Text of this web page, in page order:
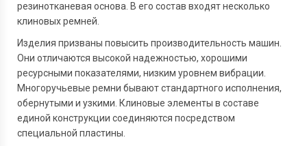
резинотканевая основа. В его состав входят несколько
клиновых ремней.
Изделия призваны повысить производительность машин.
Они отличаются высокой надежностью, хорошими
ресурсными показателями, низким уровнем вибрации.
Многоручьевые ремни бывают стандартного исполнения,
обернутыми и узкими. Клиновые элементы в составе
единой конструкции соединяются посредством
специальной пластины.